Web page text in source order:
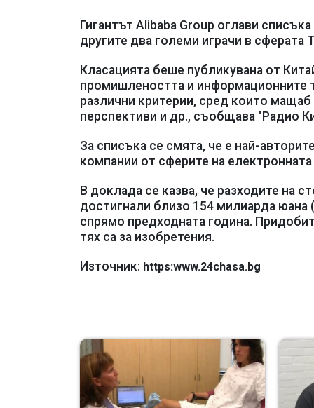
Гигантът Alibaba Group оглави
другите два големи играчи в сферата
Класацията беше публикувана от
промишлеността и информационните
различни критерии, сред които
перспективи и др., съобщава "Радио
За списъка се смята, че е най-
компании от сферите на
В доклада се казва, че разходите на
достигнали близо 154 милиарда юана
спрямо предходната година.
тях са за изобретения.
Източник: https:www.24chasa.bg